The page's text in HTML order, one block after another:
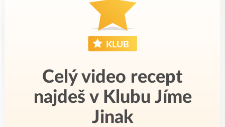
Celý video recept
najdeš v Klubu Jíme
Jinak